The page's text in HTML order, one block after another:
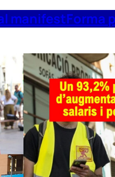
manifestForma